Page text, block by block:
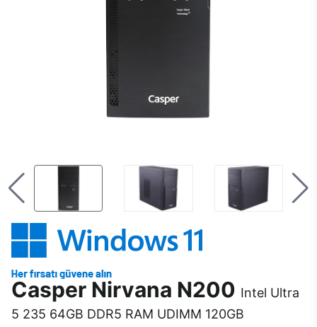
Casper Nirvana N200 Intel Ultra
5 235 64GB DDR5 RAM UDIMM 120GB